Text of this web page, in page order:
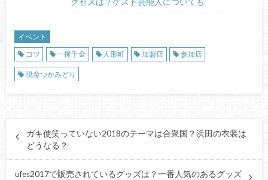
イベント
コツ
一攫千金 人形町 加盟店 参加店
現金つかみどり
ガキ使笑っていない2018のテーマは合衆国？浜田の衣装は
どうなる？
ufes2017で販売されているグッズは？一番人気のあるグッズ